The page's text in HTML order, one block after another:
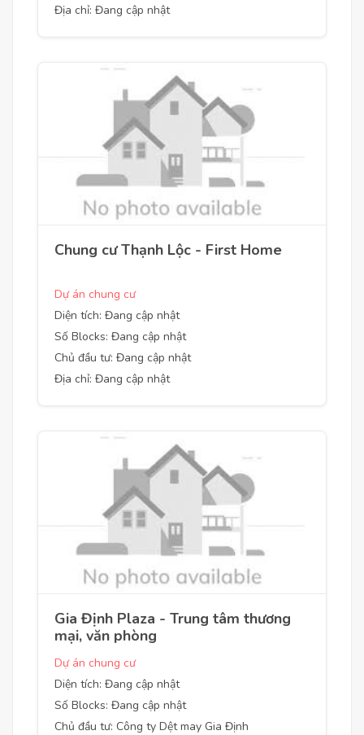
Địa chỉ: Đang cập nhật
Chung cư Thạnh Lộc - First Home
Dự án chung cư
Diện tích: Đang cập nhật
Số Blocks: Đang cập nhật
Chủ đầu tư: Đang cập nhật
Địa chỉ: Đang cập nhật
Gia Định Plaza - Trung tâm thương
mại, văn phòng
Dự án chung cư
Diện tích: Đang cập nhật
Số Blocks: Đang cập nhật
Chủ đầu tư: Công ty Dệt may Gia Định